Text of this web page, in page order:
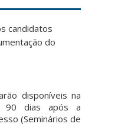
candidatos
do
disponíveis na
90 dias após a
(Seminários de